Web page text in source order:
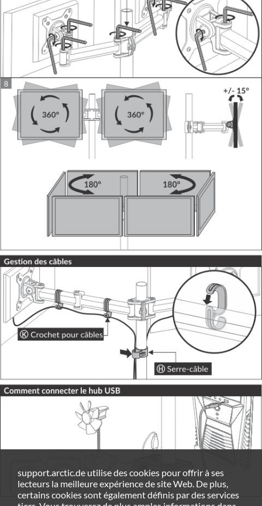
support.arctic.de utilise des cookies pour offrir à ses
lecteurs la meilleure expérience de site Web. De plus,
certains cookies sont également définis par des services